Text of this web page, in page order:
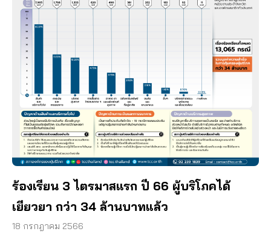
ร้องเรียน 3 ไตรมาสแรก ปี 66 ผู้บริโภคได้
เยียวยา กว่า 34 ล้านบาทแล้ว
18 กรกฎาคม 2566